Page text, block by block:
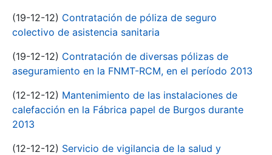
(19-12-12) Contratación de póliza de seguro
colectivo de asistencia sanitaria
(19-12-12) Contratación de diversas pólizas de
aseguramiento en la FNMT-RCM, en el período 2013
(12-12-12) Mantenimiento de las instalaciones de
calefacción en la Fábrica papel de Burgos durante
2013
(12-12-12) Servicio de vigilancia de la salud y